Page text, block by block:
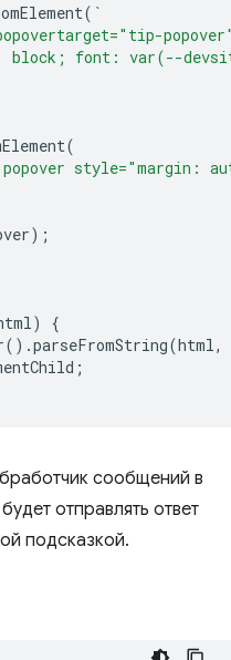
( `
block; font: var(--
(
style="margin:
);
)
{
().parseFromString(html,
;
сообщений в
отправлять ответ
подсказкой.